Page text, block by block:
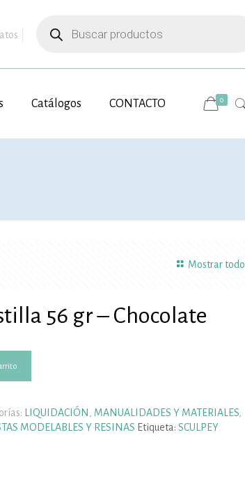
productos
Catálogos CONTACTO 0
Mostrar todo
56 gr – Chocolate
LIQUIDACIÓN MANUALIDADES Y MATERIALES,
MODELABLES Y RESINAS Etiqueta: SCULPEY